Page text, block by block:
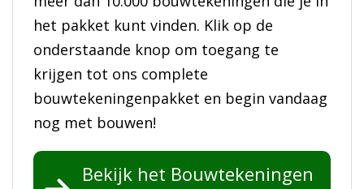
het pakket kunt vinden. Klik op de
onderstaande knop om toegang te
krijgen tot ons complete
bouwtekeningenpakket en begin vandaag
nog met bouwen!
Bekijk het Bouwtekeningen